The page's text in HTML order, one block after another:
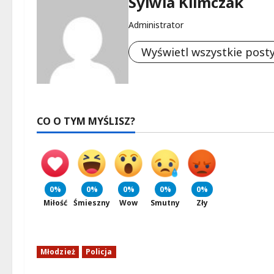
Administrator
Wyświetl wszystkie
CO O TYM MYŚLISZ?
0%
Miłość
0%
Śmieszny
0%
Wow
0%
Smutny
0%
Zły
Młodzież Policja